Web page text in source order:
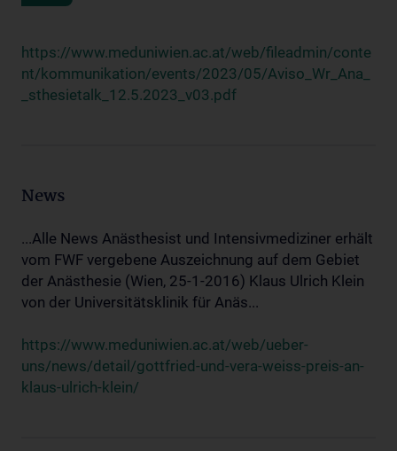
https://www.meduniwien.ac.at/web/fileadmin/conte
nt/kommunikation/events/2023/05/Aviso_Wr_Ana_
_sthesietalk_12.5.2023_v03.pdf
News
...Alle News Anästhesist und Intensivmediziner erhält
vom FWF vergebene Auszeichnung auf dem Gebiet
der Anästhesie (Wien, 25-1-2016) Klaus Ulrich Klein
von der Universitätsklinik für Anäs...
https://www.meduniwien.ac.at/web/ueber-
uns/news/detail/gottfried-und-vera-weiss-preis-an-
klaus-ulrich-klein/